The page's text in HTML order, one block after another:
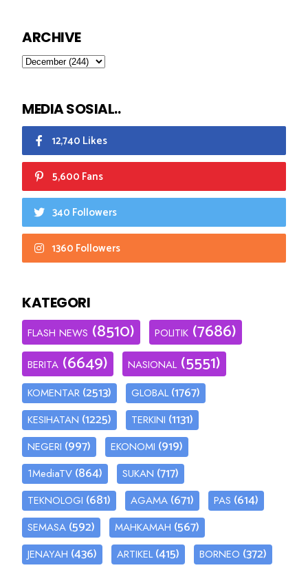
ARCHIVE
MEDIA SOSIAL..
12,740 Likes
5,600 Fans
340 Followers
1360 Followers
KATEGORI
FLASH NEWS (8510) POLITIK (7686)
BERITA (6649) NASIONAL (5551)
KOMENTAR (2513) GLOBAL (1767)
KESIHATAN (1225) TERKINI (1131)
NEGERI (997) EKONOMI (919)
1MediaTV (864) SUKAN (717)
TEKNOLOGI (681) AGAMA (671) PAS (614)
SEMASA (592) MAHKAMAH (567)
JENAYAH (436) ARTIKEL (415) BORNEO (372)